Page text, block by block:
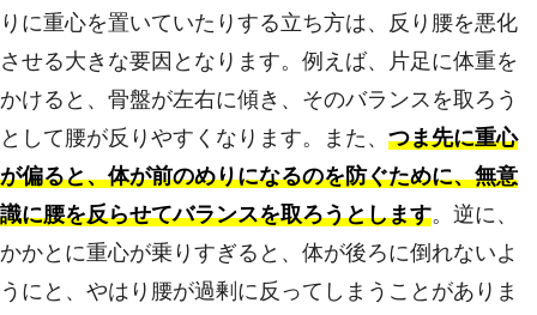
りに重心を置いていたりする立ち方は、反り腰を悪化
させる大きな要因となります。例えば、片足に体重を
かけると、骨盤が左右に傾き、そのバランスを取ろう
として腰が反りやすくなります。また、 つま先に重心
が偏ると、体が前のめりになるのを防ぐために、無意
識に腰を反らせてバランスを取ろうとします。逆に、
かかとに重心が乗りすぎると、体が後ろに倒れないよ
うにと、やはり腰が過剰に反ってしまうことがありま